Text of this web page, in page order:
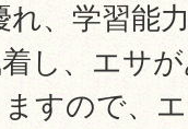
、学習能
し、エサ
すので、